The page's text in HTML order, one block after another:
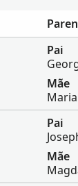
Pai
Mãe
Pai
Mãe